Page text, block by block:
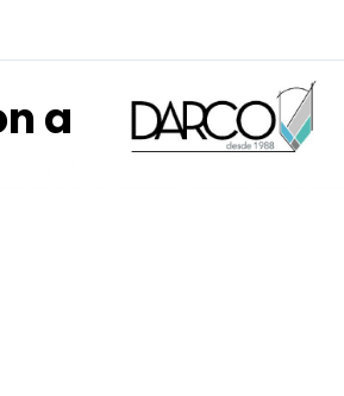
a